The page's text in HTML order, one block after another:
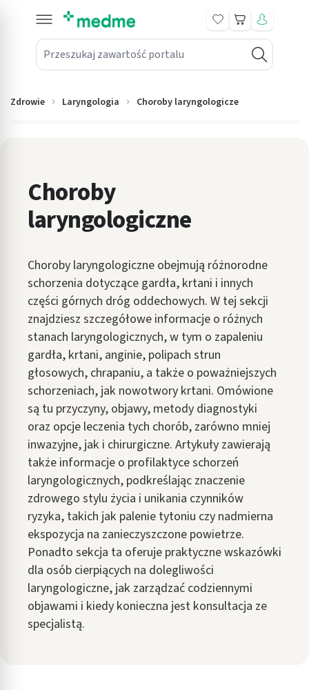
Przeszukaj zawartość portalu
Koszyk
submenu: Leki na receptę
submenu: Kosmetyki
submenu: Higiena
submenu: Intymne
submenu: Wellness
Zdrowie Laryngologia Choroby laryngologicze
Choroby
laryngologiczne
Choroby laryngologiczne obejmują różnorodne
schorzenia dotyczące gardła, krtani i innych
części górnych dróg oddechowych. W tej sekcji
znajdziesz szczegółowe informacje o różnych
stanach laryngologicznych, w tym o zapaleniu
gardła, krtani, anginie, polipach strun
głosowych, chrapaniu, a także o poważniejszych
schorzeniach, jak nowotwory krtani. Omówione
są tu przyczyny, objawy, metody diagnostyki
oraz opcje leczenia tych chorób, zarówno mniej
inwazyjne, jak i chirurgiczne. Artykuły zawierają
także informacje o profilaktyce schorzeń
laryngologicznych, podkreślając znaczenie
zdrowego stylu życia i unikania czynników
ryzyka, takich jak palenie tytoniu czy nadmierna
ekspozycja na zanieczyszczone powietrze.
Ponadto sekcja ta oferuje praktyczne wskazówki
dla osób cierpiących na dolegliwości
laryngologiczne, jak zarządzać codziennymi
objawami i kiedy konieczna jest konsultacja ze
specjalistą.